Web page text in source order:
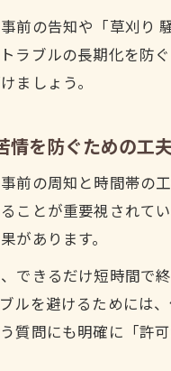
前の告知や「草刈り
ラブルの長期化を防
ましょう。
情を防ぐための工
前の周知と時間帯の
ことが重要視されて
があります。
できるだけ短時間で
ルを避けるためには
質問にも明確に「許